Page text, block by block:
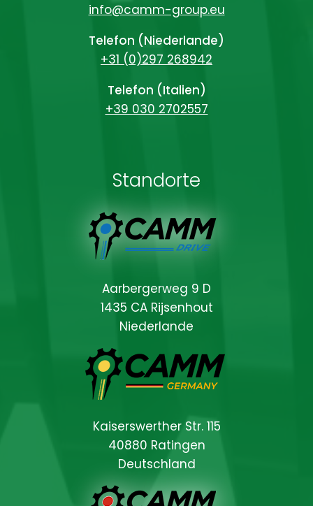
info@camm-group.eu
Telefon (Niederlande)
+31 (0)297 268942
Telefon (Italien)
+39 030 2702557
Standorte
Aarbergerweg 9 D
1435 CA Rijsenhout
Niederlande
Kaiserswerther Str. 115
40880 Ratingen
Deutschland